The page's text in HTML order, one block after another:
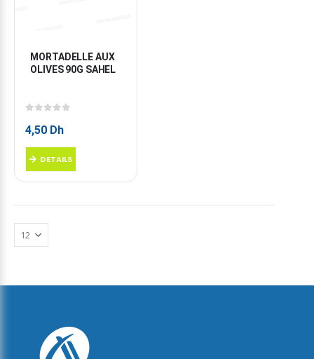
MORTADELLE AUX
OLIVES 90G SAHEL
4,50 Dh
DETAILS